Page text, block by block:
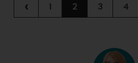
‹ 1 2 3 4